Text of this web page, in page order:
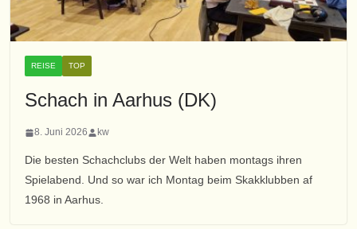
REISE TOP
Schach in Aarhus (DK)
8. Juni 2026 kw
Die besten Schachclubs der Welt haben montags ihren
Spielabend. Und so war ich Montag beim Skakklubben af
1968 in Aarhus.